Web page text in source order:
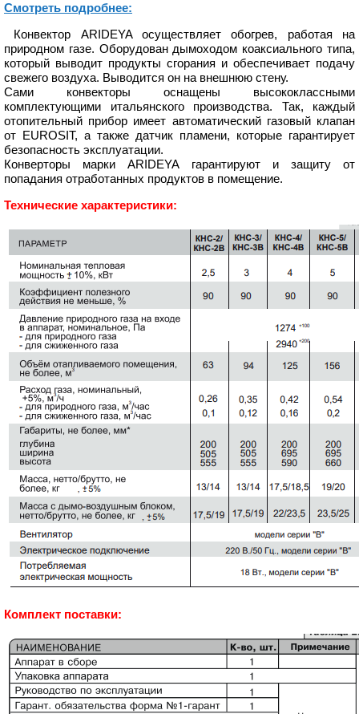
Смотреть подробнее:
Конвектор ARIDEYA осуществляет обогрев, работая на
природном газе. Оборудован дымоходом коаксиального типа,
который выводит продукты сгорания и обеспечивает подачу
свежего воздуха. Выводится он на внешнюю стену.
Сами конвекторы оснащены высококлассными
комплектующими итальянского производства. Так, каждый
отопительный прибор имеет автоматический газовый клапан
от EUROSIT, а также датчик пламени, которые гарантирует
безопасность эксплуатации.
Конверторы марки ARIDEYA гарантируют и защиту от
попадания отработанных продуктов в помещение.
Технические характеристики:
Комплект поставки: